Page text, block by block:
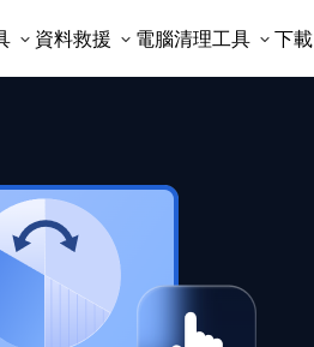
資料救援 電腦清理工具 下載